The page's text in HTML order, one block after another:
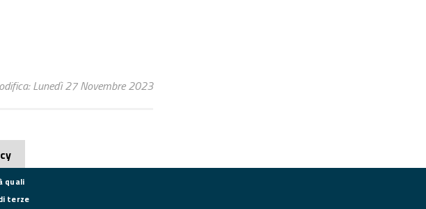
Lunedì 27 Novembre 2023
quali
terze